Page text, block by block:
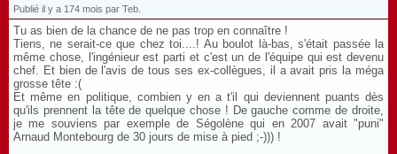
Publié il y a 174 mois par Teb.
Tu as bien de la chance de ne pas trop en connaître !
Tiens, ne serait-ce que chez toi....! Au boulot là-bas, s'était passée la
même chose, l'ingénieur est parti et c'est un de l'équipe qui est devenu
chef. Et bien de l'avis de tous ses ex-collègues, il a avait pris la méga
grosse tête :(
Et même en politique, combien y en a t'il qui deviennent puants dès
qu'ils prennent la tête de quelque chose ! De gauche comme de droite,
je me souviens par exemple de Ségolène qui en 2007 avait "puni"
Arnaud Montebourg de 30 jours de mise à pied ;-))) !